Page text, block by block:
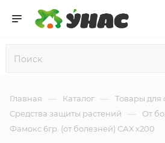
Главная — Каталог — Товары для
Средства защиты растений — От
Фамокс 6гр. (от болезней) САХ х200